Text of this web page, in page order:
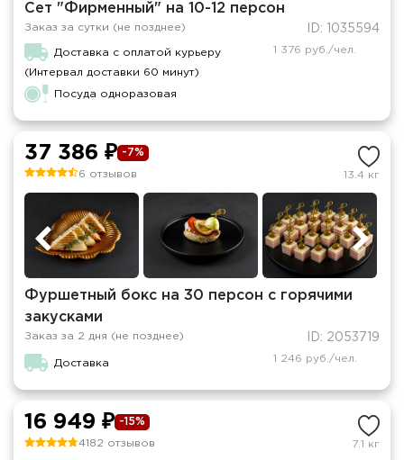
Сет "Фирменный" на 10-12 персон
Заказ за сутки (не позднее) ID: 1035594
Доставка с оплатой курьеру
(Интервал доставки 60 минут)
Посуда одноразовая
1 376 руб./чел.
37 386 ₽ -7%
6 отзывов 13.4 кг
Фуршетный бокс на 30 персон с горячими
закусками
Заказ за 2 дня (не позднее) ID: 2053719
Доставка 1 246 руб./чел.
16 949 ₽ -15%
4182 отзывов 7.1 кг